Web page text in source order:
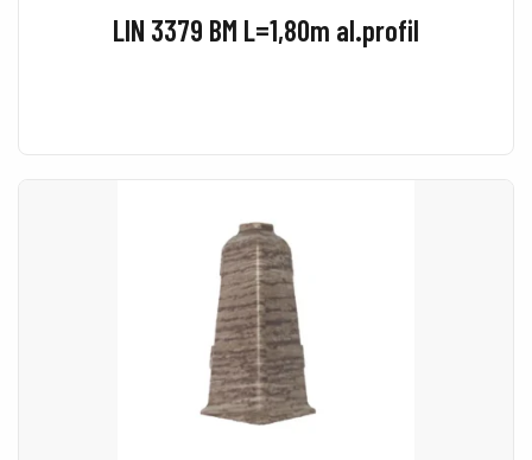
LIN 3379 BM L=1,80m al.profil